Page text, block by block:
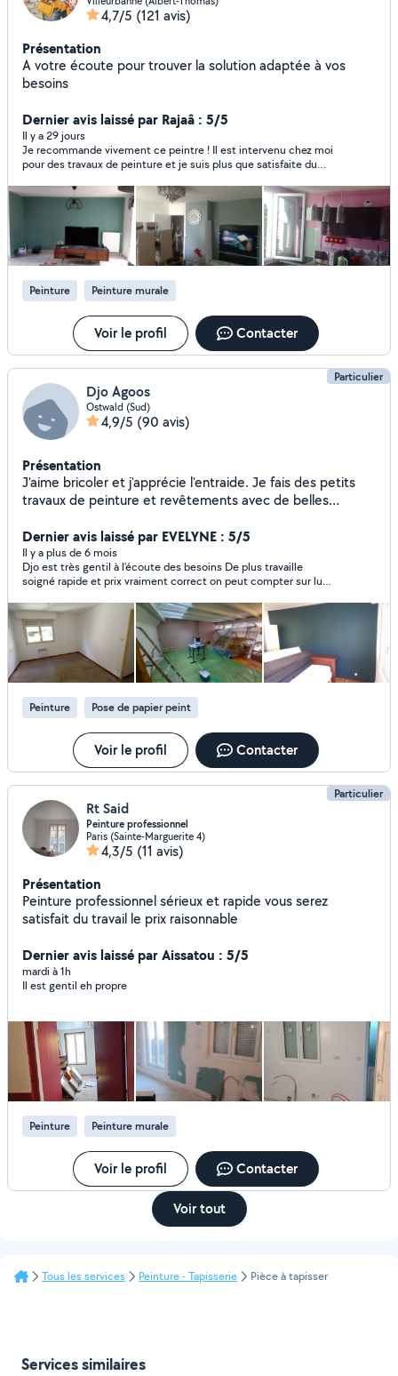
4,7/5 (121 avis)
Présentation
A votre écoute pour trouver la solution adaptée à vos
besoins
Dernier avis laissé par Rajaâ : 5/5
Il y a 29 jours
Je recommande vivement ce peintre ! Il est intervenu chez moi
pour des travaux de peinture et je suis plus que satisfaite du
précision, les finitions sont impeccables. En plus d’être très
professionnel, il a été rapide tout en respectant les délais
annoncés. C’est très appréciable de tomber sur des personnes
comme ça. C’est une personne sérieuse, ponctuelle et à
l’écoute. Je n’hésiterai pas à refaire appel à lui et à le
recommander autour de moi les yeux fermés !
Peinture
Peinture murale
Voir le profil Contacter
Particulier
Djo Agoos
Ostwald (Sud)
4,9/5 (90 avis)
Présentation
J'aime bricoler et j'apprécie l'entraide. Je fais des petits
travaux de peinture et revêtements avec de belles
Dernier avis laissé par EVELYNE : 5/5
Il y a plus de 6 mois
Djo est très gentil à l’écoute des besoins De plus travaille
soigné rapide et prix vraiment correct on peut compter sur lui
Peinture Pose de papier peint
Voir le profil Contacter
Particulier
Rt Said
Peinture professionnel
Paris (Sainte-Marguerite 4)
4,3/5 (11 avis)
Présentation
Peinture professionnel sérieux et rapide vous serez
satisfait du travail le prix raisonnable
Dernier avis laissé par Aissatou : 5/5
mardi à 1h
Il est gentil eh propre
Peinture Peinture murale
Voir le profil Contacter
Voir tout
Tous les services Peinture - Tapisserie Pièce à tapisser
Services similaires